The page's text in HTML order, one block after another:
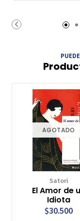
AGOTADO
Satori
El Amor de
Idiota
$30.500